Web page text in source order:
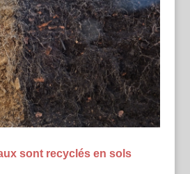
sont recyclés en sols